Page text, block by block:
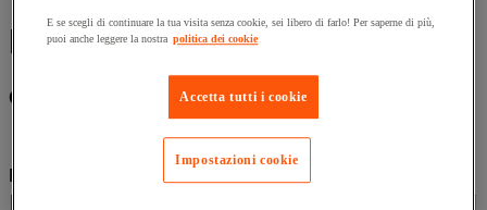
Epos
Categorie
Ufficio e smart working(1)
E se scegli di continuare la tua visita senza cookie, sei libero di farlo! Per saperne di più,
puoi anche leggere la nostra politica dei cookie
Accetta tutti i cookie
Impostazioni cookie